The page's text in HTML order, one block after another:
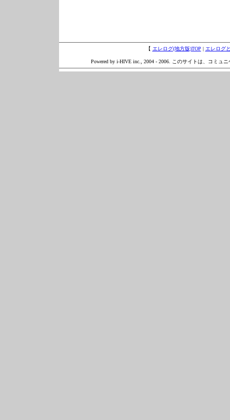
【 エレログ(地方版)TOP | エレログ
Powered by i-HIVE inc., 2004 - 2006. このサイトは、コミュ